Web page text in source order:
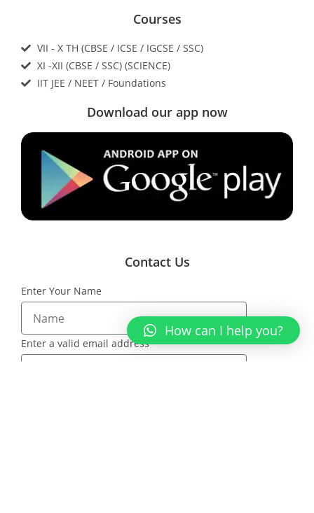
Courses
VII - X TH (CBSE / ICSE / IGCSE / SSC)
XI -XII (CBSE / SSC) (SCIENCE)
IIT JEE / NEET / Foundations
Download our app now
Contact Us
Enter Your Name
Enter a valid email address
How can I help you?